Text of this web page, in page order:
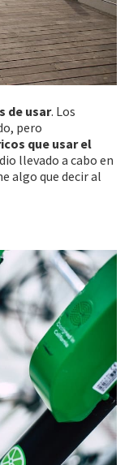
de usar. Los
pero
que usar el
llevado a cabo en
algo que decir al